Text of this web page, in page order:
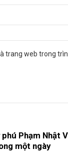
trang web trong
Phạm Nhật
một ngày